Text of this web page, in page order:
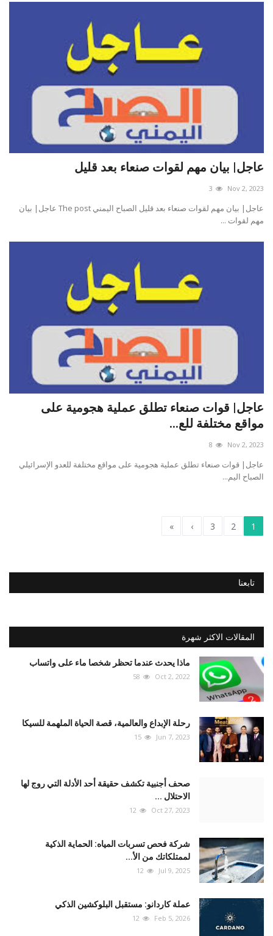
عاجل| بيان مهم لقوات صنعاء بعد قليل
Nov 2, 2023
3
عاجل| بيان مهم لقوات صنعاء بعد قليل الصباح اليمني The post عاجل| بيان
مهم لقوات ...
عاجل| قوات صنعاء تطلق عملية هجومية على
مواقع مختلفة للع...
Nov 2, 2023
8
عاجل| قوات صنعاء تطلق عملية هجومية على مواقع مختلفة للعدو الإسرائيلي
الصباح اليم...
1
2
3
›
»
تابعنا
المقالات الاكثر شهرة
ماذا يحدث عندما تحظر شخصا ماء على واتساب
Oct 2, 2022
58
رحلة الإبداع والعالمية، قصة الحياة الملهمة للسيكا
Jun 7, 2023
15
صحف أجنبية تكشف حقيقة أحد الأدلة التي روج لها
الاحتلال ...
Oct 27, 2023
12
شركة فحص تسربات المياه: الحماية الذكية
لممتلكاتك من الأ...
Jul 9, 2025
12
عملة كاردانو: مستقبل البلوكشين الذكي
Feb 5, 2026
12